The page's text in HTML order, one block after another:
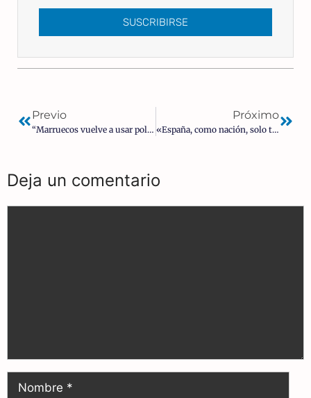
SUSCRIBIRSE
Previo
“Marruecos vuelve a usar políticamente a los migrantes”: Crece un 53% las llegadas a Canarias en junio
Próximo
«España, como nación, solo tendrá futuro si es capaz de reencontrarse con sus raíces cristianas»
Deja un comentario